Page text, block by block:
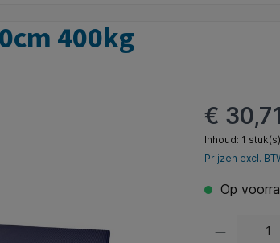
400kg
€
Inhoud: 1 stuk(s)
Prijzen excl.
Op